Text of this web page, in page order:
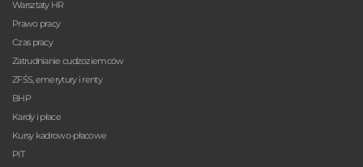
Warsztaty HR
Prawo pracy
Czas pracy
Zatrudnianie cudzoziemców
ZFŚS, emerytury i renty
BHP
Kardy i płace
Kursy kadrowo-płacowe
PIT